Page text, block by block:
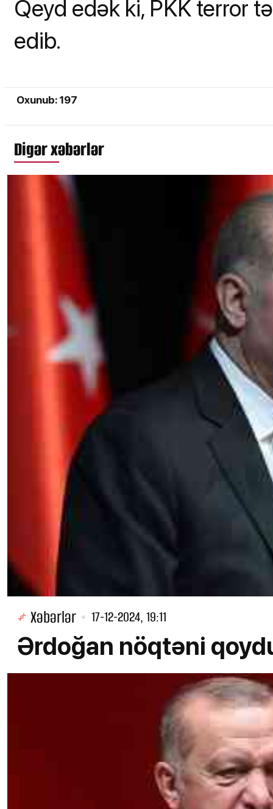
Qeyd edək ki, PKK terror
edib.
Oxunub: 197
Digər xəbərlər
Xəbərlər 17-12-2024, 19:11
Ərdoğan nöqtəni